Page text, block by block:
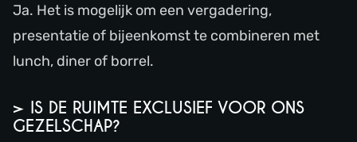
Ja. Het is mogelijk om een vergadering,
presentatie of bijeenkomst te combineren met
lunch, diner of borrel.
> IS DE RUIMTE EXCLUSIEF VOOR ONS
GEZELSCHAP?